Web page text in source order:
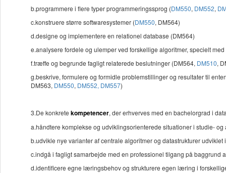
b.programmere i flere typer programmeringssprog (DM550, DM552,
c.konstruere større softwaresystemer (DM550, DM564)
d.designe og implementere en relationel database (DM564)
e.analysere fordele og ulemper ved forskellige algoritmer, specielt
f.træffe og begrunde fagligt relaterede beslutninger (DM564, DM510,
g.beskrive, formulere og formidle problemstillinger og resultater til
DM563, DM550, DM552, DM557)
3.De konkrete kompetencer, der erhverves med en bachelorgrad i
a.håndtere komplekse og udviklingsorienterede situationer i studie-
b.udvikle nye varianter af centrale algoritmer og datastrukturer udviklet
c.indgå i fagligt samarbejde med en professionel tilgang på baggrund
d.identificere egne læringsbehov og strukturere egen læring i